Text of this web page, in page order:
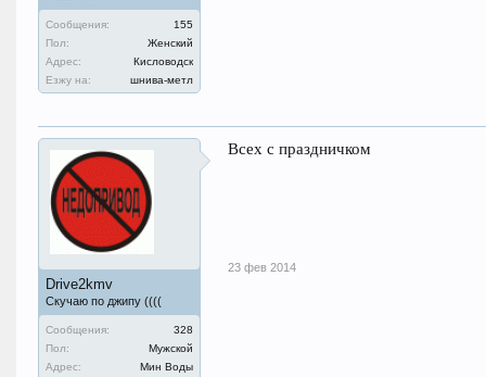
Сообщения:
155
Пол:
Женский
Адрес:
Кисловодск
Езжу на:
шнива-метл
Drive2kmv
Скучаю по джипу ((((
Сообщения:
328
Пол:
Мужской
Адрес:
Мин Воды
Всех с праздничком
23 фев 2014